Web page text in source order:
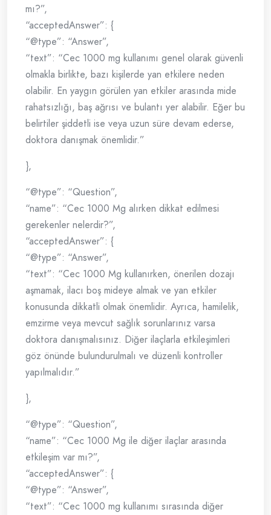
mı?”,
“acceptedAnswer”: {
“@type”: “Answer”,
“text”: “Cec 1000 mg kullanımı genel olarak güvenli
olmakla birlikte, bazı kişilerde yan etkilere neden
olabilir. En yaygın görülen yan etkiler arasında mide
rahatsızlığı, baş ağrısı ve bulantı yer alabilir. Eğer bu
belirtiler şiddetli ise veya uzun süre devam ederse,
doktora danışmak önemlidir.”
},
“@type”: “Question”,
“name”: “Cec 1000 Mg alırken dikkat edilmesi
gerekenler nelerdir?”,
“acceptedAnswer”: {
“@type”: “Answer”,
“text”: “Cec 1000 Mg kullanırken, önerilen dozajı
aşmamak, ilacı boş mideye almak ve yan etkiler
konusunda dikkatli olmak önemlidir. Ayrıca, hamilelik,
emzirme veya mevcut sağlık sorunlarınız varsa
doktora danışmalısınız. Diğer ilaçlarla etkileşimleri
göz önünde bulundurulmalı ve düzenli kontroller
yapılmalıdır.”
},
“@type”: “Question”,
“name”: “Cec 1000 Mg ile diğer ilaçlar arasında
etkileşim var mı?”,
“acceptedAnswer”: {
“@type”: “Answer”,
“text”: “Cec 1000 mg kullanımı sırasında diğer